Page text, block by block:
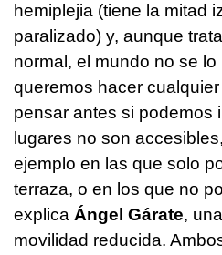
hemiplejia (tiene la mitad
paralizado) y, aunque
normal, el mundo no se
queremos hacer
pensar antes si podemos
lugares no son
ejemplo en las que solo
terraza, o en los que no
explica Ángel Gárate,
movilidad reducida.